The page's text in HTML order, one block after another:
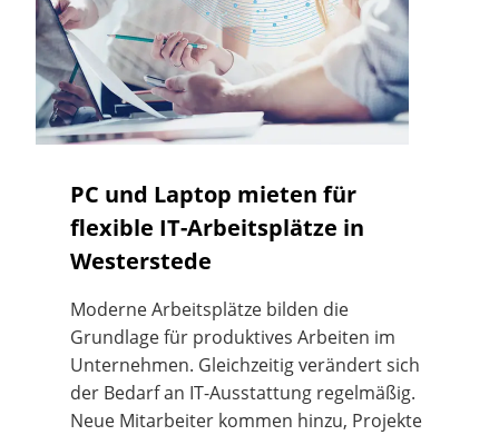
PC und Laptop mieten für
flexible IT-Arbeitsplätze in
Westerstede
Moderne Arbeitsplätze bilden die
Grundlage für produktives Arbeiten im
Unternehmen. Gleichzeitig verändert sich
der Bedarf an IT-Ausstattung regelmäßig.
Neue Mitarbeiter kommen hinzu, Projekte